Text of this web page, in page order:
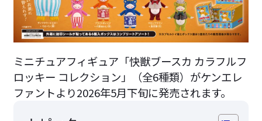
ミニチュアフィギュア「快獣ブースカ カラフルフ
ロッキー コレクション」（全6種類）がケンエレ
ファントより2026年5月下旬に発売されます。